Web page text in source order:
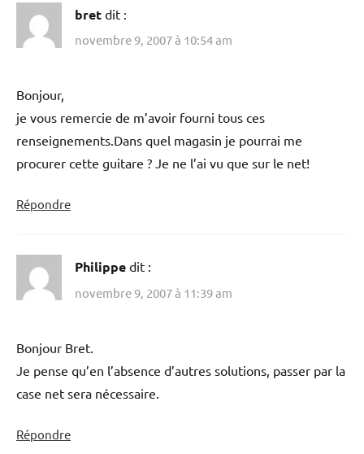
bret dit :
novembre 9, 2007 à 10:54 am
Bonjour,
je vous remercie de m’avoir fourni tous ces
renseignements.Dans quel magasin je pourrai me
procurer cette guitare ? Je ne l’ai vu que sur le net!
Répondre
Philippe dit :
novembre 9, 2007 à 11:39 am
Bonjour Bret.
Je pense qu’en l’absence d’autres solutions, passer par la
case net sera nécessaire.
Répondre